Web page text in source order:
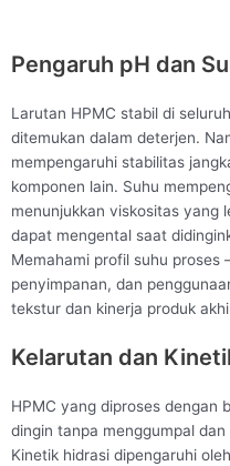
Pengaruh pH dan
Larutan HPMC stabil di
ditemukan dalam deterjen.
mempengaruhi stabilitas
komponen lain. Suhu
menunjukkan viskositas yang
dapat mengental saat
Memahami profil suhu
penyimpanan, dan
tekstur dan kinerja produk
Kelarutan dan
HPMC yang diproses dengan
dingin tanpa menggumpal
Kinetik hidrasi dipengaruhi